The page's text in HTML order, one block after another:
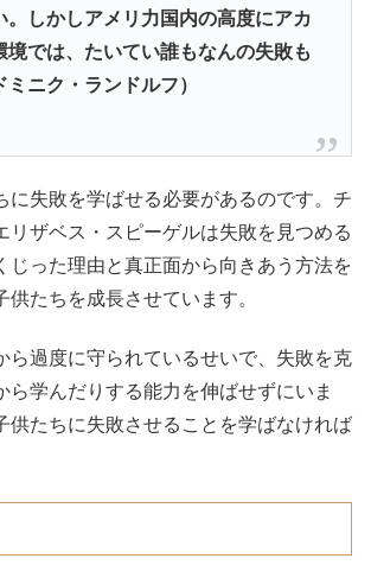
。しかしアメリ力国内の高度にアカ
境では、たいてい誰もなんの失敗も
ミニク・ランドルフ）
に失敗を学ばせる必要があるのです。チ
リザベス・スピーゲルは失敗を見つめる
じった理由と真正面から向きあう方法を
供たちを成長させています。
ら過度に守られているせいで、失敗を克
ら学んだりする能力を伸ばせずにいま
供たちに失敗させることを学ばなければ